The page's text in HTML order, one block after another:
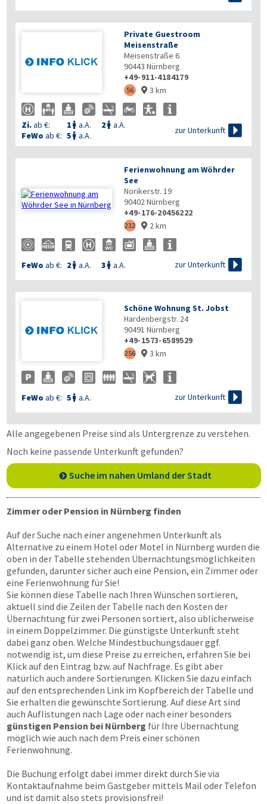
Private Guestroom
Meisenstraße
Meisenstraße 6
90443 Nürnberg
+49-911-4184179
56  3 km
Zi.ab €: 1  a.A. 2  a.A.
FeWo ab €: 5  a.A.
zur Unterkunft 
Ferienwohnung am Wöhrder
See
Norikerstr. 19
90402Nürnberg
+49-176-20456222
232  2 km
FeWo ab €: 2  a.A. 3  a.A. zur Unterkunft 
Schöne Wohnung St. Jobst
Hardenbergstr. 24
90491 Nürnberg
+49-1573-6589529
256  3 km
FeWo ab €: 5  a.A. zur Unterkunft 
Alle angegebenen Preise sind als Untergrenze zu verstehen.
Noch keine passende Unterkunft gefunden?
Suche im nahen Umland der Stadt
Zimmer oder Pension in Nürnberg finden
Auf der Suche nach einer angenehmen Unterkunft als
Alternative zu einem Hotel oder Motel in Nürnberg wurden die
oben in der Tabelle stehenden Übernachtungsmöglichkeiten
gefunden, darunter sicher auch eine Pension, ein Zimmer oder
eine Ferienwohnung für Sie!
Sie können diese Tabelle nach Ihren Wünschen sortieren,
aktuell sind die Zeilen der Tabelle nach den Kosten der
Übernachtung für zwei Personen sortiert, also üblicherweise
in einem Doppelzimmer. Die günstigste Unterkunft steht
dabei ganz oben. Welche Mindestbuchungsdauer ggf.
notwendig ist, um diese Preise zu erreichen, erfahren Sie bei
Klick auf den Eintrag bzw. auf Nachfrage. Es gibt aber
natürlich auch andere Sortierungen. Klicken Sie dazu einfach
auf den entsprechenden Link im Kopfbereich der Tabelle und
Sie erhalten die gewünschte Sortierung. Auf diese Art sind
auch Auflistungen nach Lage oder nach einer besonders
günstigen Pension bei Nürnberg für Ihre Übernachtung
möglich wie auch nach dem Preis einer schönen
Ferienwohnung.
Die Buchung erfolgt dabei immer direkt durch Sie via
Kontaktaufnahme beim Gastgeber mittels Mail oder Telefon
und ist damit also stets provisionsfrei!